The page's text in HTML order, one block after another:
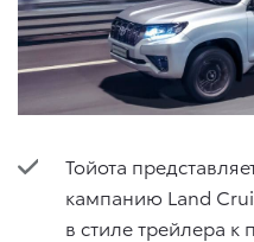
Тойота
кампанию Land
в стиле трейлера